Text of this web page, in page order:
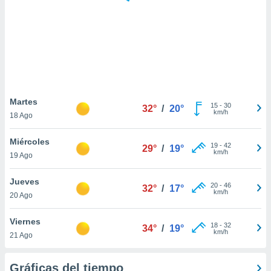
similares
como
sitio
de
traten tus
en
interés
su
Martes
18 Ago
32° / 20° 15- 30
km/h
Miércoles
19 Ago
29° / 19° 19- 42
km/h
Jueves
20 Ago
32° / 17° 20- 46
km/h
Viernes
21 Ago
34° / 19° 18- 32
km/h
Gráficas del tiempo